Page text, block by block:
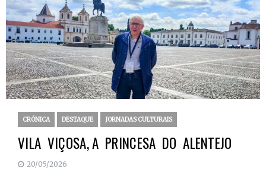
CRÓNICA DESTAQUE JORNADAS CULTURAIS
VILA VIÇOSA, A PRINCESA DO ALENTEJO
20/05/2026